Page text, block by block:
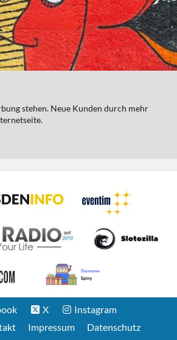
stehen. Neue Kunden durch mehr
X
Instagram
Impressum
Datenschutz